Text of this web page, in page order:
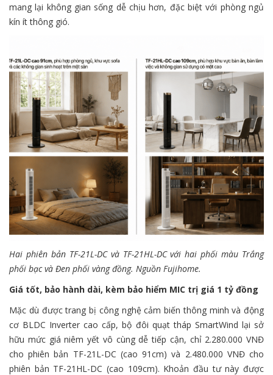
mang lại không gian sống dễ chịu hơn, đặc biệt với phòng ngủ
kín ít thông gió.
Hai phiên bản TF-21L-DC và TF-21HL-DC với hai phối màu Trắng
phối bạc và Đen phối vàng đồng. Nguồn Fujihome.
Giá tốt, bảo hành dài, kèm bảo hiểm MIC trị giá 1 tỷ đồng
Mặc dù được trang bị công nghệ cảm biến thông minh và động
cơ BLDC Inverter cao cấp, bộ đôi quạt tháp SmartWind lại sở
hữu mức giá niêm yết vô cùng dễ tiếp cận, chỉ 2.280.000 VNĐ
cho phiên bản TF-21L-DC (cao 91cm) và 2.480.000 VNĐ cho
phiên bản TF-21HL-DC (cao 109cm). Khoản đầu tư này được